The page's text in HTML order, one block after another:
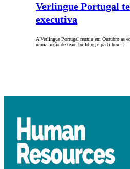
Verlingue Portugal
executiva
A Verlingue Portugal reuniu em Outubro as
numa acção de team building e partilhou…